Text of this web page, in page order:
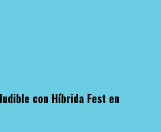
con Híbrida Fest en